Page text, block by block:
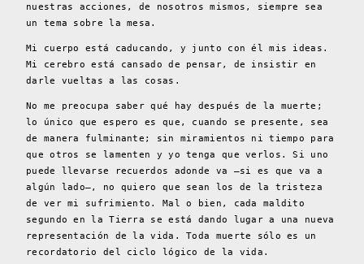
nuestras acciones, de nosotros mismos, siempre sea
un tema sobre la mesa.
Mi cuerpo está caducando, y junto con él mis ideas.
Mi cerebro está cansado de pensar, de insistir en
darle vueltas a las cosas.
No me preocupa saber qué hay después de la muerte;
lo único que espero es que, cuando se presente, sea
de manera fulminante; sin miramientos ni tiempo para
que otros se lamenten y yo tenga que verlos. Si uno
puede llevarse recuerdos adonde va —si es que va a
algún lado—, no quiero que sean los de la tristeza
de ver mi sufrimiento. Mal o bien, cada maldito
segundo en la Tierra se está dando lugar a una nueva
representación de la vida. Toda muerte sólo es un
recordatorio del ciclo lógico de la vida.